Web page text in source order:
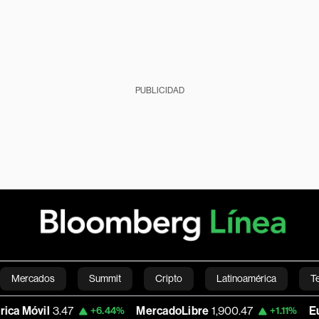
PUBLICIDAD
Mercados Summit Cripto Latinoamérica
Economía Estilo de vida Mundo Videos
3.47 +6.44% MercadoLibre 1,900.47 +1.11% Euro/